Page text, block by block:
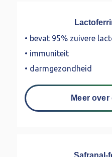
• bevat 95% zuivere
• immuniteit
• darmgezondheid
Meer
Safranal-